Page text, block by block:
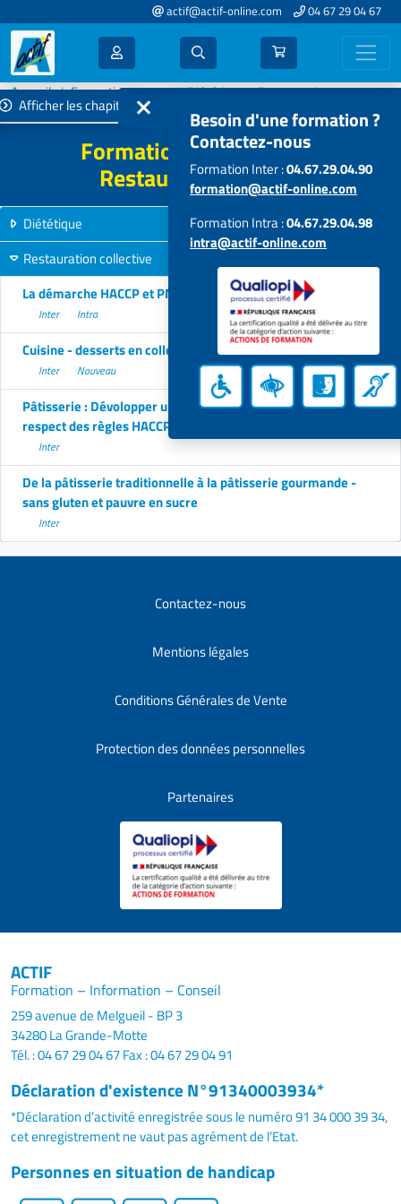
actif@actif-online.com 04 67 29 04 67
Accueil Formations 2022 Diététique - Restauration
Afficher les chapitres
Formations Diététique -
Restauration - 2022
Diététique 10 formations
Restauration collective
La démarche HACCP et PMS en restauration collective
Inter Intra
Cuisine - desserts en collectivité
Inter Nouveau
Pâtisserie : Dévolopper une production pâtissière dans le
respect des règles HACCP
Inter
De la pâtisserie traditionnelle à la pâtisserie gourmande -
sans gluten et pauvre en sucre
Inter
Contactez-nous
Mentions légales
Conditions Générales de Vente
Protection des données personnelles
Partenaires
ACTIF
Formation – Information – Conseil
259 avenue de Melgueil - BP 3
34280 La Grande-Motte
Tél. : 04 67 29 04 67Fax : 04 67 29 04 91
Déclaration d'existence N°91340003934*
*Déclaration d’activité enregistrée sous le numéro 91 34 000 39 34,
cet enregistrement ne vaut pas agrément de l’Etat.
Personnes en situation de handicap
Besoin d'une formation ?
Contactez-nous
Formation Inter :04.67.29.04.90
formation@actif-online.com
Formation Intra :04.67.29.04.98
intra@actif-online.com